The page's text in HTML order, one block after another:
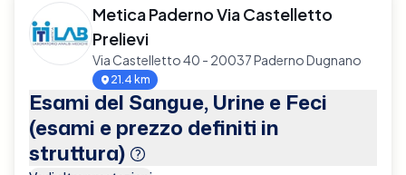
Metica Paderno Via Castelletto
Prelievi
Via Castelletto 40 - 20037 Paderno Dugnano
21.4 km
Esami del Sangue, Urine e Feci
(esami e prezzo definiti in
struttura)